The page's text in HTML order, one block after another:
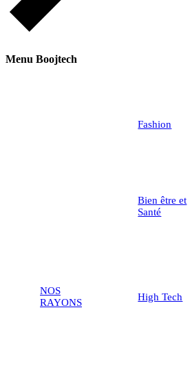
Menu Boojtech
NOS
RAYONS
Fashion
Bien être et
Santé
High Tech